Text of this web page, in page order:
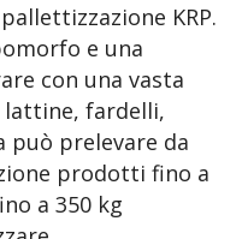
KRP.
e una
con una vasta
fardelli,
può prelevare da
prodotti fino a
a 350 kg